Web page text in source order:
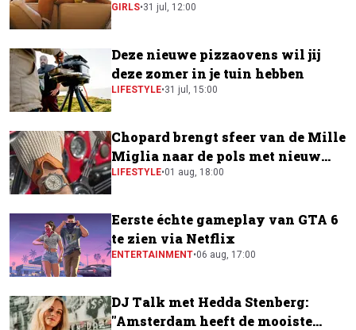
GIRLS•31 jul, 12:00
Deze nieuwe pizzaovens wil jij
deze zomer in je tuin hebben
LIFESTYLE•31 jul, 15:00
Chopard brengt sfeer van de Mille
Miglia naar de pols met nieuw
horloge
LIFESTYLE•01 aug, 18:00
Eerste échte gameplay van GTA 6
te zien via Netflix
ENTERTAINMENT•06 aug, 17:00
DJ Talk met Hedda Stenberg:
"Amsterdam heeft de mooiste